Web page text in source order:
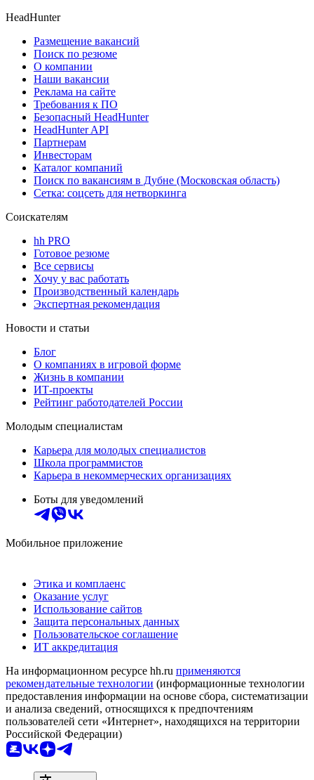
HeadHunter
Размещение вакансий
Поиск по резюме
О компании
Наши вакансии
Реклама на сайте
Требования к ПО
Безопасный HeadHunter
HeadHunter API
Партнерам
Инвесторам
Каталог компаний
Поиск по вакансиям в Дубне (Московская область)
Сетка: соцсеть для нетворкинга
Соискателям
hh PRO
Готовое резюме
Все сервисы
Хочу у вас работать
Производственный календарь
Экспертная рекомендация
Новости и статьи
Блог
О компаниях в игровой форме
Жизнь в компании
ИТ-проекты
Рейтинг работодателей России
Молодым специалистам
Карьера для молодых специалистов
Школа программистов
Карьера в некоммерческих организациях
Боты для уведомлений
Мобильное приложение
Этика и комплаенс
Оказание услуг
Использование сайтов
Защита персональных данных
Пользовательское соглашение
ИТ аккредитация
На информационном ресурсе hh.ru применяются
рекомендательные технологии (информационные технологии
предоставления информации на основе сбора, систематизации
и анализа сведений, относящихся к предпочтениям
пользователей сети «Интернет», находящихся на территории
Российской Федерации)